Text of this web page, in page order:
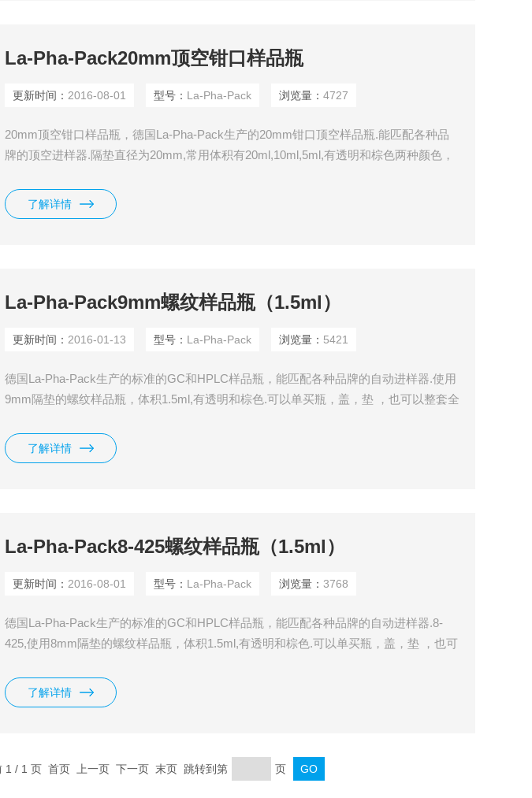
La-Pha-Pack20mm顶空钳口样品瓶
更新时间： 2016-08-01 型号： La-Pha-Pack 浏览量：4727
20mm顶空钳口样品瓶，德国La-Pha-Pack生产的20mm钳口顶空样品瓶.能匹配各种品
牌的顶空进样器.隔垫直径为20mm,常用体积有20ml,10ml,5ml,有透明和棕色两种颜色，
了解详情
La-Pha-Pack9mm螺纹样品瓶（1.5ml）
更新时间： 2016-01-13 型号： La-Pha-Pack 浏览量： 5421
德国La-Pha-Pack生产的标准的GC和HPLC样品瓶，能匹配各种品牌的自动进样器.使用
9mm隔垫的螺纹样品瓶，体积1.5ml,有透明和棕色.可以单买瓶，盖，垫 ，也可以整套全
了解详情
La-Pha-Pack8-425螺纹样品瓶（1.5ml）
更新时间： 2016-08-01 型号： La-Pha-Pack 浏览量：3768
德国La-Pha-Pack生产的标准的GC和HPLC样品瓶，能匹配各种品牌的自动进样器.8-
425,使用8mm隔垫的螺纹样品瓶，体积1.5ml,有透明和棕色.可以单买瓶，盖，垫 ，也可
了解详情
1 / 1 页 首页 上一页 下一页 末页 跳转到第 页